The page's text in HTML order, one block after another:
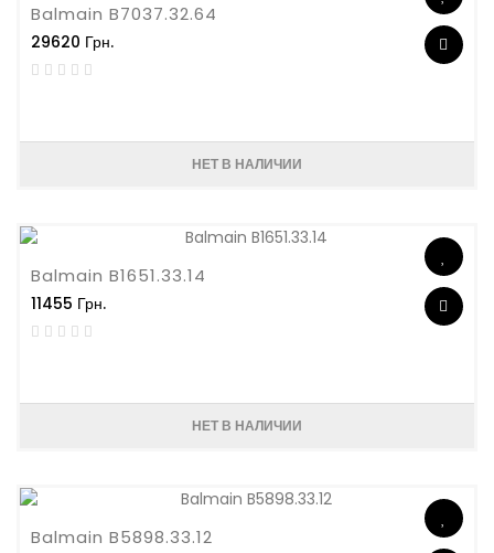
Balmain B7037.32.64
29620 Грн.
НЕТ В НАЛИЧИИ
Balmain B1651.33.14
11455 Грн.
НЕТ В НАЛИЧИИ
Balmain B5898.33.12